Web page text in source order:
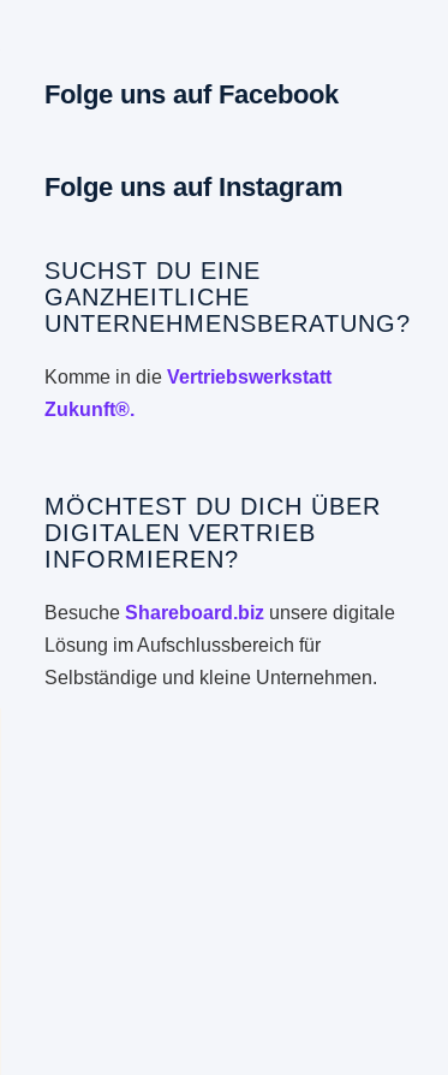
Folge uns auf Facebook
Folge uns auf Instagram
SUCHST DU EINE
GANZHEITLICHE
UNTERNEHMENSBERATUNG?
Komme in die Vertriebswerkstatt
Zukunft®.
MÖCHTEST DU DICH ÜBER
DIGITALEN VERTRIEB
INFORMIEREN?
Besuche Shareboard.bizunsere digitale
Lösung im Aufschlussbereich für
Selbständige und kleine Unternehmen.